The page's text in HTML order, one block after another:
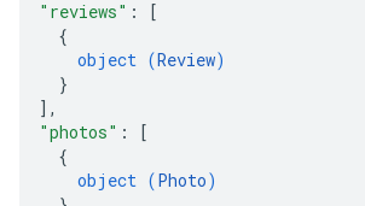
"reviews" :
[
{
object (Review)
}
] ,
"photos" :
[
{
object (Photo)